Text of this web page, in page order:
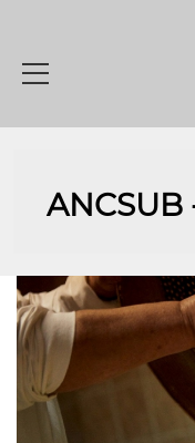
ANCSUB